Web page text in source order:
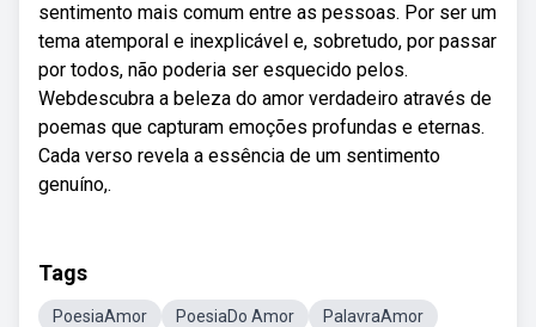
sentimento mais comum entre as pessoas. Por ser um
tema atemporal e inexplicável e, sobretudo, por passar
por todos, não poderia ser esquecido pelos.
Webdescubra a beleza do amor verdadeiro através de
poemas que capturam emoções profundas e eternas.
Cada verso revela a essência de um sentimento
genuíno,.
Tags
PoesiaAmor PoesiaDo Amor
PalavraAmor